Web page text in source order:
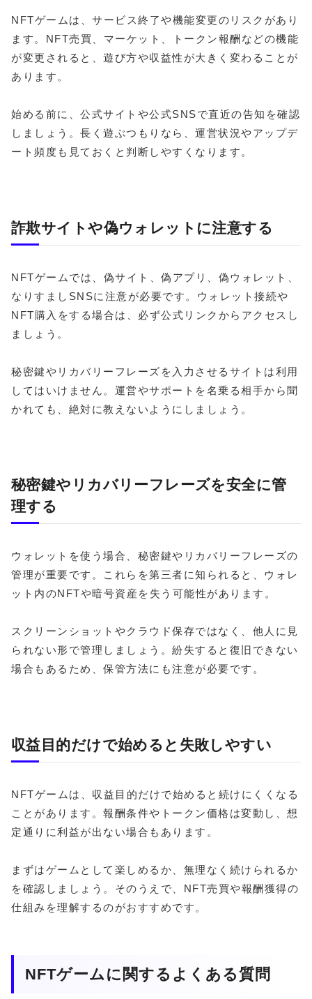
NFTゲームは、サービス終了や機能変更のリスクがあり
ます。NFT売買、マーケット、トークン報酬などの機能
が変更されると、遊び方や収益性が大きく変わることが
あります。
始める前に、公式サイトや公式SNSで直近の告知を確認
しましょう。長く遊ぶつもりなら、運営状況やアップデ
ート頻度も見ておくと判断しやすくなります。
詐欺サイトや偽ウォレットに注意する
NFTゲームでは、偽サイト、偽アプリ、偽ウォレット、
なりすましSNSに注意が必要です。ウォレット接続や
NFT購入をする場合は、必ず公式リンクからアクセスし
ましょう。
秘密鍵やリカバリーフレーズを入力させるサイトは利用
してはいけません。運営やサポートを名乗る相手から聞
かれても、絶対に教えないようにしましょう。
秘密鍵やリカバリーフレーズを安全に管
理する
ウォレットを使う場合、秘密鍵やリカバリーフレーズの
管理が重要です。これらを第三者に知られると、ウォレ
ット内のNFTや暗号資産を失う可能性があります。
スクリーンショットやクラウド保存ではなく、他人に見
られない形で管理しましょう。紛失すると復旧できない
場合もあるため、保管方法にも注意が必要です。
収益目的だけで始めると失敗しやすい
NFTゲームは、収益目的だけで始めると続けにくくなる
ことがあります。報酬条件やトークン価格は変動し、想
定通りに利益が出ない場合もあります。
まずはゲームとして楽しめるか、無理なく続けられるか
を確認しましょう。そのうえで、NFT売買や報酬獲得の
仕組みを理解するのがおすすめです。
NFTゲームに関するよくある質問